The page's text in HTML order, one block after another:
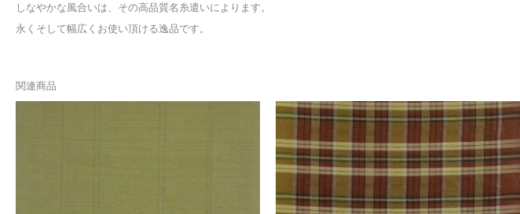
しなやかな風合いは、その高品質名糸遣いによります。
永くそして幅広くお使い頂ける逸品です。
関連商品